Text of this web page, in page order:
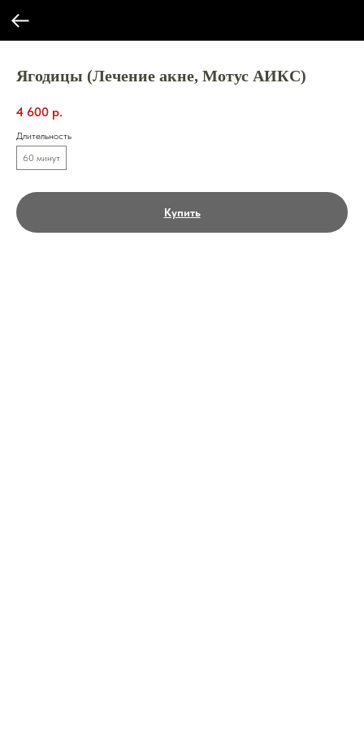
Ягодицы (Лечение акне, Мотус АИКС)
4 600 р.
Длительность
60 минут
Купить